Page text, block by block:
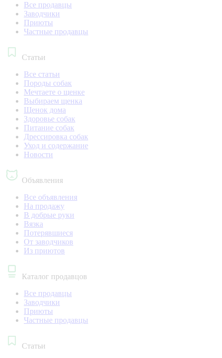
Все продавцы
Заводчики
Приюты
Частные продавцы
Статьи
Все статьи
Породы собак
Мечтаете о щенке
Выбираем щенка
Щенок дома
Здоровье собак
Питание собак
Дрессировка собак
Уход и содержание
Новости
Объявления
Все объявления
На продажу
В добрые руки
Вязка
Потерявшиеся
От заводчиков
Из приютов
Каталог продавцов
Все продавцы
Заводчики
Приюты
Частные продавцы
Статьи